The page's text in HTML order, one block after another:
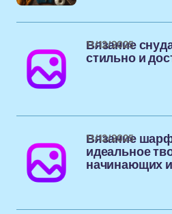
Вязание
стильно и
11/12/2025
Вязание
идеальное
начинающих
11/12/2025